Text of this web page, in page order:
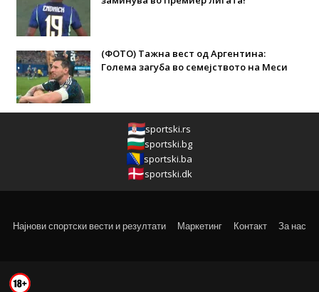
(ФОТО) Тажна вест од Аргентина:
Голема загуба во семејството на Меси
sportski.rs
sportski.bg
sportski.ba
sportski.dk
Најнови спортски вести и резултати Маркетинг Контакт За нас